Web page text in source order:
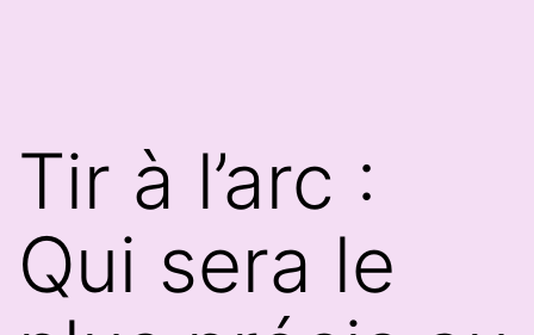
Tir à l’arc :
Qui sera le